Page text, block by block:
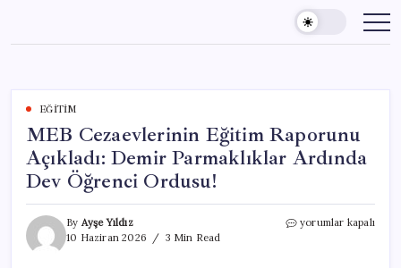
content
EĞITIM
MEB Cezaevlerinin Eğitim Raporunu
Açıkladı: Demir Parmaklıklar Ardında
Dev Öğrenci Ordusu!
By Ayşe Yıldız
10 Haziran 2026
3 Min Read
MEB
yorumlar kapalı